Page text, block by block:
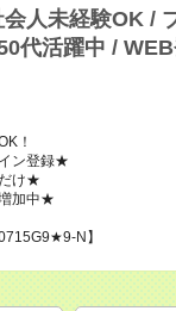
人未経験OK /
代活躍中 /
！
ン登録★
け★
加中★
N】